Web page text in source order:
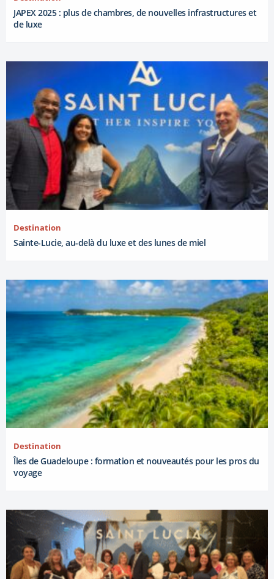
JAPEX 2025 : plus de chambres, de nouvelles infrastructures et
de luxe
Destination
Sainte-Lucie, au-delà du luxe et des lunes de miel
Destination
Îles de Guadeloupe : formation et nouveautés pour les pros du
voyage